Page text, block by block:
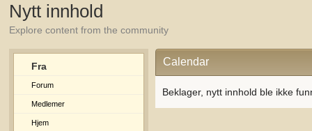
Nytt innhold
Explore content from the community
Fra
Forum
Medlemer
Hjem
Calendar
Beklager, nytt innhold ble ikke